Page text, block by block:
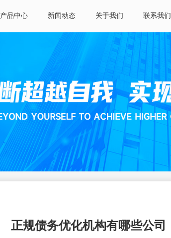
产品中心 新闻动态 关于我们 联系我们
正规债务优化机构有哪些公司